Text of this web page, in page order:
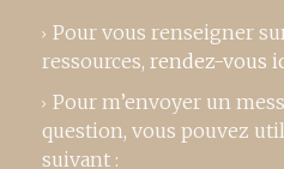
Pour vous renseigner
ressources, rendez-vous
Pour m’envoyer un
question, vous pouvez
suivant :